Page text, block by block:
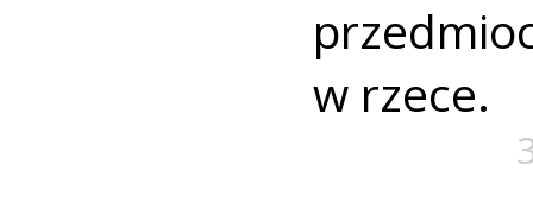
w rzece.